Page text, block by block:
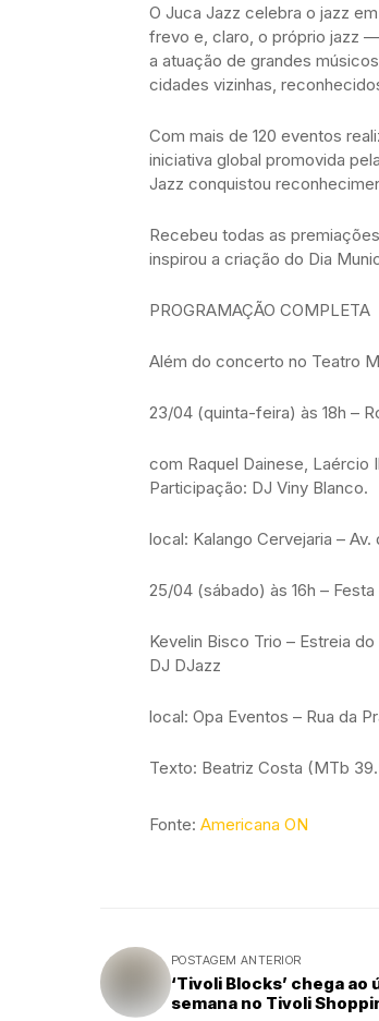
O Juca Jazz celebra o jazz
frevo e, claro, o próprio jazz
a atuação de grandes
cidades vizinhas,
Com mais de 120 eventos
iniciativa global promovida
Jazz conquistou
Recebeu todas as
inspirou a criação do Dia
PROGRAMAÇÃO COMPLETA
Além do concerto no Teatro
23/04 (quinta-feira) às 18h –
com Raquel Dainese, Laércio
Participação: DJ Viny Blanco.
local: Kalango Cervejaria –
25/04 (sábado) às 16h –
Kevelin Bisco Trio – Estreia
DJ DJazz
local: Opa Eventos – Rua da
Texto: Beatriz Costa (MTb
Fonte: Americana ON
POSTAGEM ANTERIOR
‘Tivoli Blocks’ chega ao
semana no Tivoli